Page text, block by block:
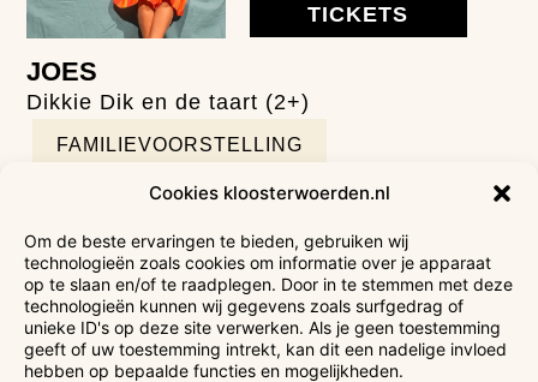
Cookies kloosterwoerden.nl
Om de beste ervaringen te bieden, gebruiken wij
technologieën zoals cookies om informatie over je apparaat
op te slaan en/of te raadplegen. Door in te stemmen met deze
technologieën kunnen wij gegevens zoals surfgedrag of
unieke ID's op deze site verwerken. Als je geen toestemming
geeft of uw toestemming intrekt, kan dit een nadelige invloed
hebben op bepaalde functies en mogelijkheden.
TICKETS
JOES
Dikkie Dik en de taart (2+)
FAMILIEVOORSTELLING
NAAR AGENDA
IN THE SPOTLIGHT